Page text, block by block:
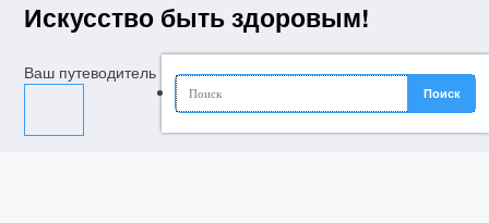
ПерейтиИскусство быть здоровым!
Ваш путеводитель в мир молодости, красоты и долголетия